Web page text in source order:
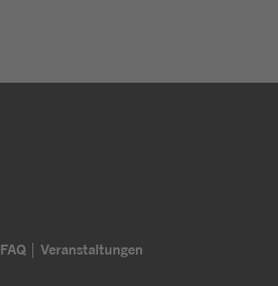
FAQ Veranstaltungen